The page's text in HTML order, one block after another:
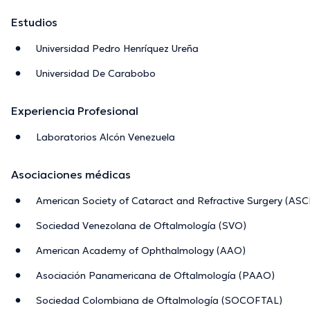
Estudios
Universidad Pedro Henríquez Ureña
Universidad De Carabobo
Experiencia Profesional
Laboratorios Alcón Venezuela
Asociaciones médicas
American Society of Cataract and Refractive Surgery
Sociedad Venezolana de Oftalmología (SVO)
American Academy of Ophthalmology (AAO)
Asociación Panamericana de Oftalmología (PAAO)
Sociedad Colombiana de Oftalmología (SOCOFTAL)